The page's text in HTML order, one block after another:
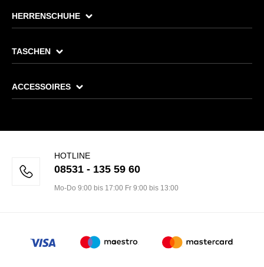
HERRENSCHUHE
TASCHEN
ACCESSOIRES
HOTLINE
08531 - 135 59 60
Mo-Do 9:00 bis 17:00 Fr 9:00 bis 13:00